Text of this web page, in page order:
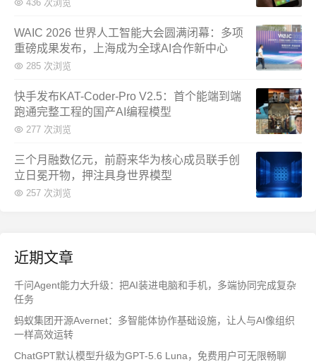
436 次浏览
WAIC 2026 世界人工智能大会圆满闭幕：多项
重磅成果发布，上海成为全球AI合作新中心
285 次浏览
快手发布KAT-Coder-Pro V2.5：首个能端到端
跑通完整工程的国产AI编程模型
277 次浏览
三个月融数亿元，前蔚来华为核心成员联手创
立日冕开物，押注具身世界模型
257 次浏览
近期文章
千问Agent能力大升级：把AI装进电脑和手机，多端协同完成复杂
任务
蚂蚁集团开源Avernet：多智能体协作基础设施，让人与AI像组织
一样高效运转
ChatGPT默认模型升级为GPT-5.6 Luna，免费用户可无限畅聊